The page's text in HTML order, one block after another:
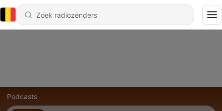
Podcasts